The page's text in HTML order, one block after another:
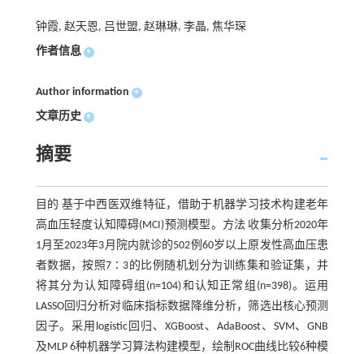
钟霞, 赵天恩, 吕世盟, 赵琳琳, 李晶, 焦华琛
作者信息 +
Author information +
文章历史 +
摘要
目的 基于中西医双维特征，借助于机器学习技术构建老年
高血压轻度认知障碍(MCI)预测模型。方法 收集分析2020年
1月至2023年3月院内就诊的502例60岁以上原发性高血压患
者数据，按照7∶3的比例随机划分为训练集和验证集，并
将其分为认知障碍组(n=104)和认知正常组(n=398)。运用
LASSO回归分析对临床指标数据降维分析，筛选出核心预测
因子。采用logistic回归、XGBoost、AdaBoost、SVM、GNB
及MLP 6种机器学习算法构建模型，绘制ROC曲线比较6种模